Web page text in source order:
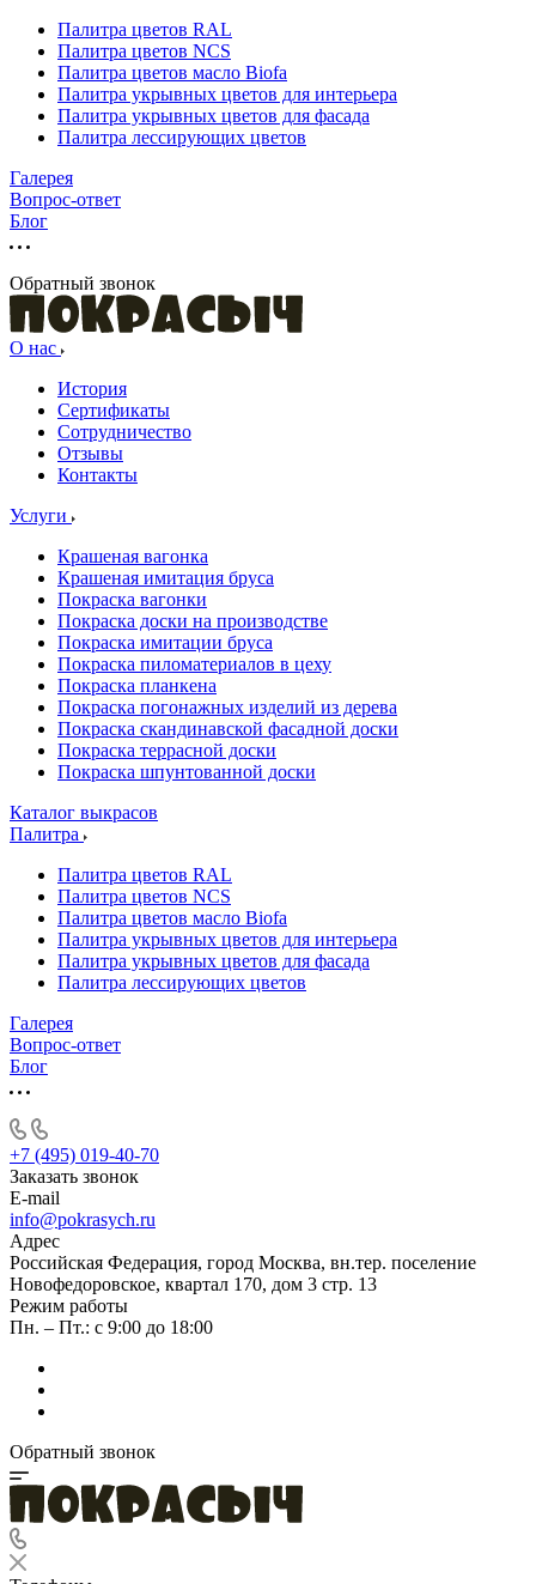
Палитра цветов RAL
Палитра цветов NCS
Палитра цветов масло Biofa
Палитра укрывных цветов для интерьера
Палитра укрывных цветов для фасада
Палитра лессирующих цветов
Галерея
Вопрос-ответ
Блог
Обратный звонок
О нас
История
Сертификаты
Сотрудничество
Отзывы
Контакты
Услуги
Крашеная вагонка
Крашеная имитация бруса
Покраска вагонки
Покраска доски на производстве
Покраска имитации бруса
Покраска пиломатериалов в цеху
Покраска планкена
Покраска погонажных изделий из дерева
Покраска скандинавской фасадной доски
Покраска террасной доски
Покраска шпунтованной доски
Каталог выкрасов
Палитра
Палитра цветов RAL
Палитра цветов NCS
Палитра цветов масло Biofa
Палитра укрывных цветов для интерьера
Палитра укрывных цветов для фасада
Палитра лессирующих цветов
Галерея
Вопрос-ответ
Блог
+7 (495) 019-40-70
Заказать звонок
E-mail
info@pokrasych.ru
Адрес
Российская Федерация, город Москва, вн.тер. поселение
Новофедоровское, квартал 170, дом 3 стр. 13
Режим работы
Пн. – Пт.: с 9:00 до 18:00
Обратный звонок